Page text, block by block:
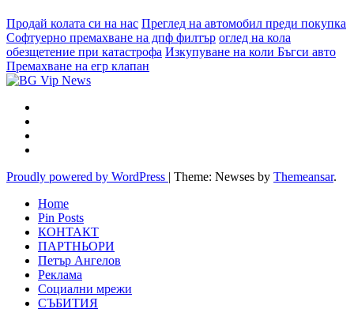
Продай колата си на нас Преглед на автомобил преди покупка
Софтуерно премахване на дпф филтър оглед на кола
обезщетение при катастрофа Изкупуване на коли Бъгси авто
Премахване на егр клапан
Proudly powered by WordPress | Theme: Newses by Themeansar.
Home
Pin Posts
КОНТАКТ
ПАРТНЬОРИ
Петър Ангелов
Реклама
Социални мрежи
СЪБИТИЯ